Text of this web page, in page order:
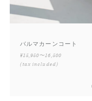
バルマカーンコート
¥15,950〜16,500
(tax included)